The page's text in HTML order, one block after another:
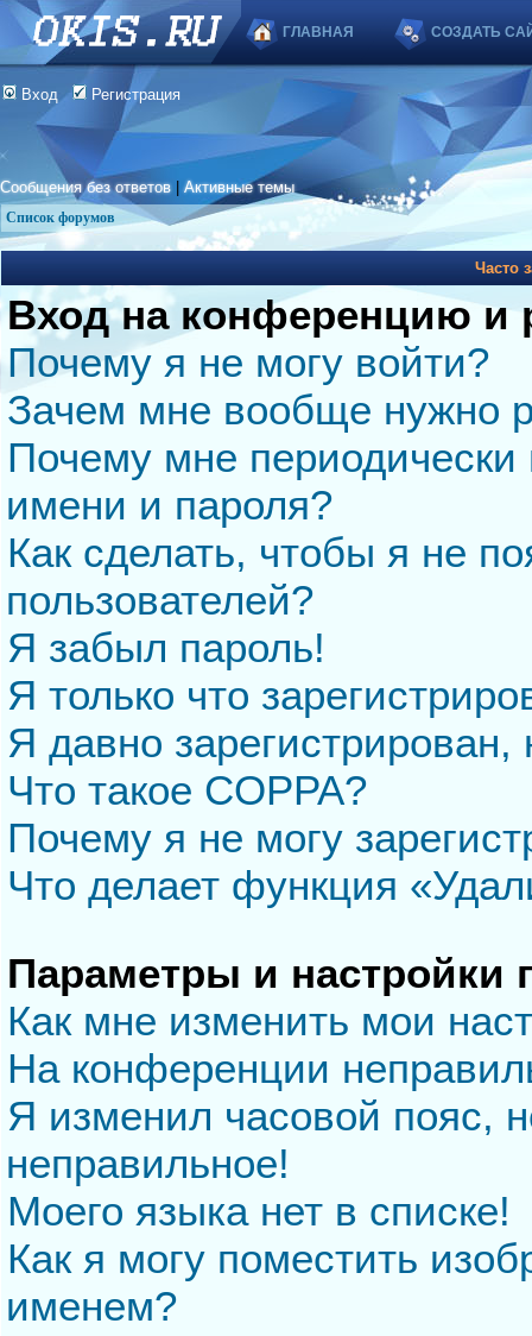
ГЛАВНАЯ СОЗДАТЬ
Вход Регистрация
Сообщения без ответов |Активные темы
Список форумов
Часто
Вход на конференцию и
Почему я не могу войти?
Зачем мне вообще нужно
Почему мне периодически
имени и пароля?
Как сделать, чтобы я не
пользователей?
Я забыл пароль!
Я только что
Я давно
Что такое COPPA?
Почему я не могу
Что делает функция
Параметры и настройки
Как мне изменить мои
На конференции
Я изменил часовой пояс,
неправильное!
Моего языка нет в списке!
Как я могу поместить
именем?